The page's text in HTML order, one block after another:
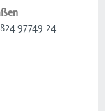
97749-24